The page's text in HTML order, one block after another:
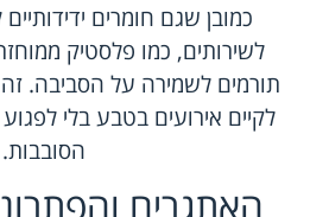
כמובן שגם חומרים
לשירותים, כמו פלסטיק
תורמים לשמירה על הסביבה.
לקיים אירועים בטבע בלי
הסובבות.
האתגרים